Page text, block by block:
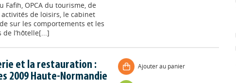
Fafih, OPCA du tourisme, de
de loisirs, le cabinet
sur les comportements et les
l’hôtelle[...]
et la restauration :
2009 Haute-Normandie
Ajouter au panier